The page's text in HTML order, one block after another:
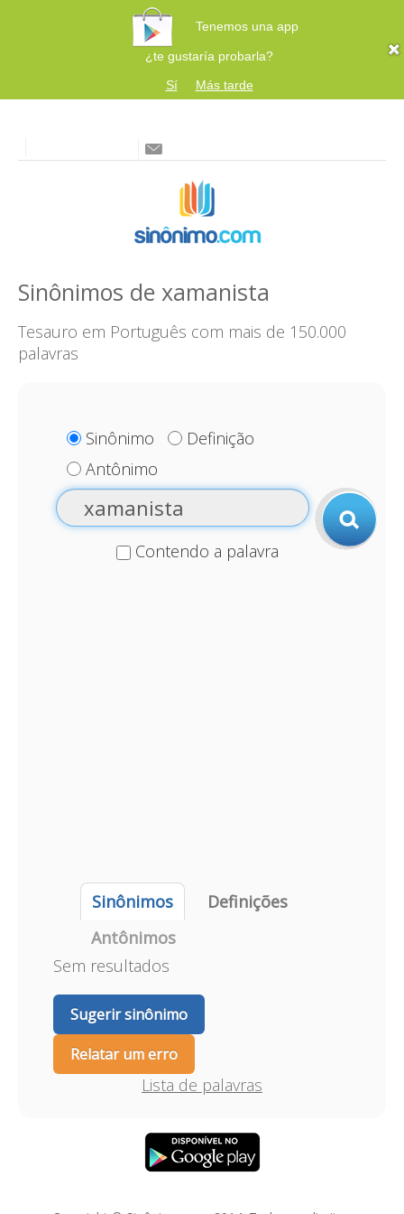
Tenemos una app
¿te gustaría probarla?
Sí
Más tarde
Sinônimos de xamanista
Tesauro em Português com mais de 150.000
palavras
Sinônimo
Definição
Antônimo
Contendo a palavra
Sinônimos
Definições
Antônimos
Sem resultados
Sugerir sinônimo
Relatar um erro
Lista de palavras